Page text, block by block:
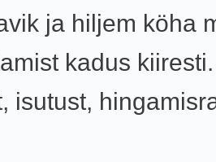
ja hiljem köha
kadus kiiresti.
isutust,